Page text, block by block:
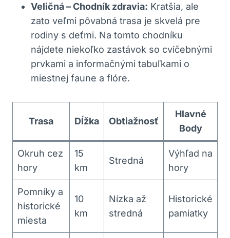
Veličná – Chodník zdravia: Kratšia, ale
zato ​veľmi‌ pôvabná trasa‌ je⁢ skvelá ⁢pre
rodiny s deťmi.​ Na ​tomto chodníku
nájdete ⁢niekoľko zastávok so ⁢cvičebnými⁣
prvkami a informačnými tabuľkami o
miestnej faune⁣ a flóre.
Trasa Dĺžka Obtiažnosť
Hlavné
Body
Okruh⁢ cez
hory
15
km
Stredná
Výhľad‍ na
hory
Pomníky a
historické
miesta
10
km
Nízka až
stredná
Historické
pamiatky